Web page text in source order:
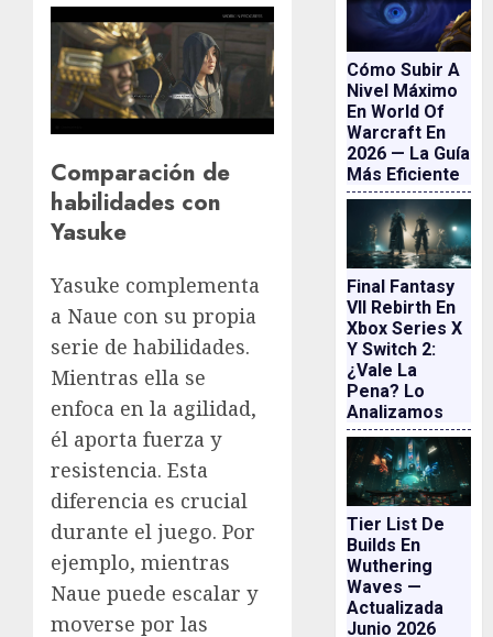
Comparación de
habilidades con
Yasuke
Yasuke complementa
a Naue con su propia
serie de habilidades.
Mientras ella se
enfoca en la agilidad,
él aporta fuerza y
resistencia. Esta
diferencia es crucial
durante el juego. Por
ejemplo, mientras
Naue puede escalar y
moverse por las
Cómo Subir A
Nivel Máximo
En World Of
Warcraft En
2026 — La Guía
Más Eficiente
Final Fantasy
VII Rebirth En
Xbox Series X
Y Switch 2:
¿vale La
Pena? Lo
Analizamos
Tier List De
Builds En
Wuthering
Waves —
Actualizada
Junio 2026